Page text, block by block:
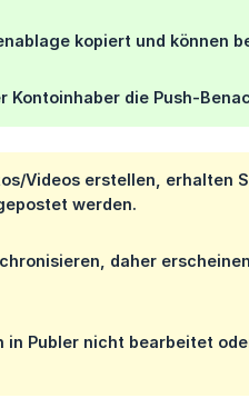
kopiert und können
Kontoinhaber die Push-
Videos erstellen, erhalten
werden.
daher
Publer nicht bearbeitet